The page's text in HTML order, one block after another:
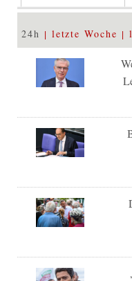
24h letzte Woche